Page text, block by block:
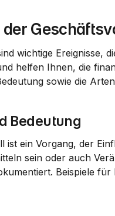
wichtige Ereignisse,
helfen Ihnen, die
sowie die
Bedeutung
ist ein Vorgang, der
sein oder auch
Beispiele für